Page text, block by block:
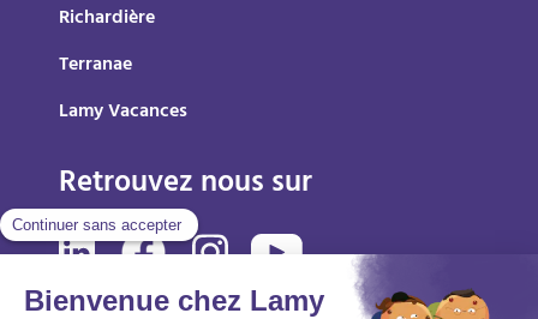
Richardière
Terranae
Lamy Vacances
Retrouvez nous sur